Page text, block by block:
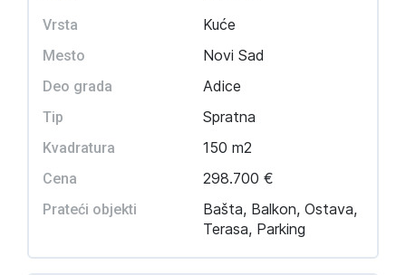
Vrsta Kuće
Mesto Novi Sad
Deo grada Adice
Tip Spratna
Kvadratura 150 m2
Cena 298.700 €
Prateći objekti
Bašta, Balkon, Ostava,
Terasa, Parking